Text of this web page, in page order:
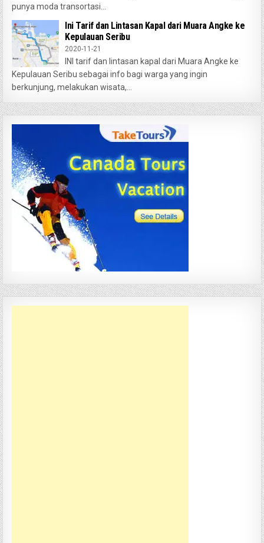
punya moda transortasi...
Ini Tarif dan Lintasan Kapal dari Muara Angke ke
Kepulauan Seribu
2020-11-21
INI tarif dan lintasan kapal dari Muara Angke ke
Kepulauan Seribu sebagai info bagi warga yang ingin
berkunjung, melakukan wisata,...